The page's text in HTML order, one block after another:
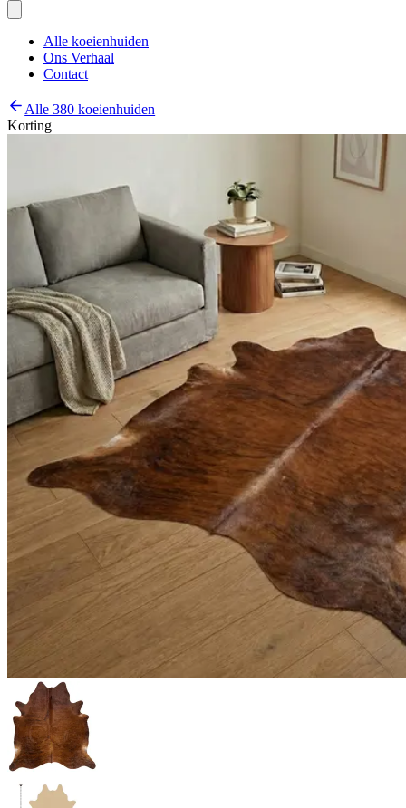
Alle koeienhuiden
Ons Verhaal
Contact
Alle 380 koeienhuiden
Korting